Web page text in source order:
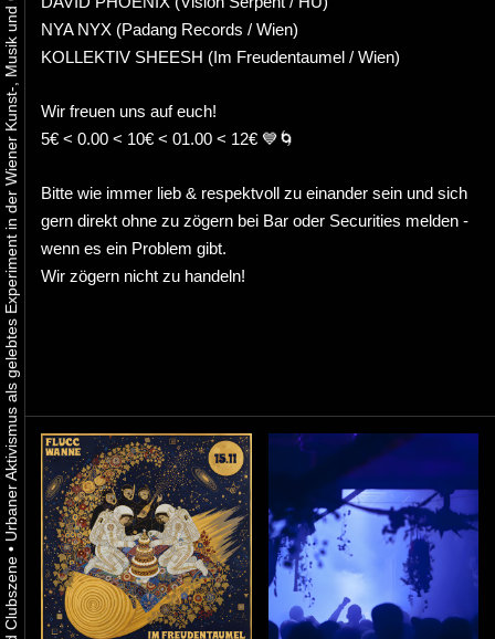
•
Urbaner Aktivismus als gelebtes Experiment in der Wiener Kunst-, Musik und Clubszene
NYA NYX (Padang Records / Wien)
KOLLEKTIV SHEESH (Im Freudentaumel / Wien)
Wir freuen uns auf euch!
5€ < 0.00 < 10€ < 01.00 < 12€ 💙🌀
Bitte wie immer lieb & respektvoll zu einander sein und sich
gern direkt ohne zu zögern bei Bar oder Securities melden -
wenn es ein Problem gibt.
Wir zögern nicht zu handeln!